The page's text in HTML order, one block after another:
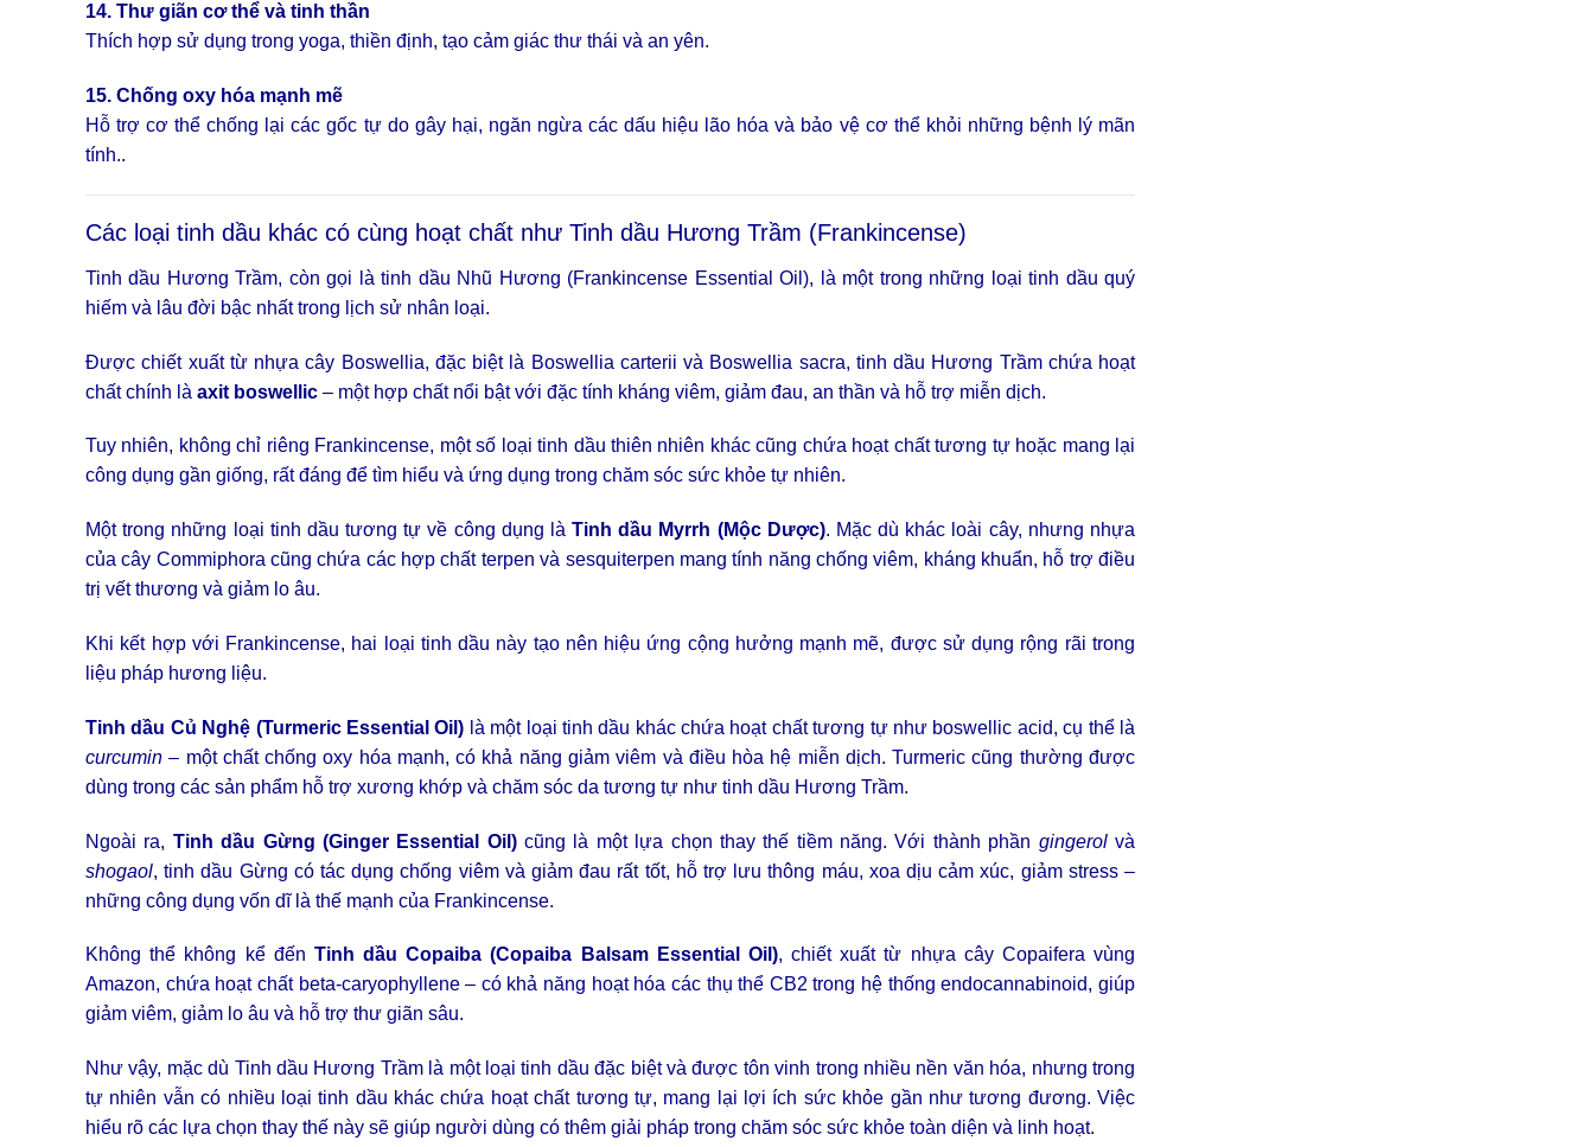
14. Thư giãn cơ thể và tinh thần
Thích hợp sử dụng trong yoga, thiền định, tạo cảm giác thư thái và an yên.
15. Chống oxy hóa mạnh mẽ
Hỗ trợ cơ thể chống lại các gốc tự do gây hại, ngăn ngừa các dấu hiệu lão hóa và bảo vệ cơ thể khỏi những bệnh lý mãn
tính..
Các loại tinh dầu khác có cùng hoạt chất như Tinh dầu Hương Trầm (Frankincense)
Tinh dầu Hương Trầm, còn gọi là tinh dầu Nhũ Hương (Frankincense Essential Oil), là một trong những loại tinh dầu quý
hiếm và lâu đời bậc nhất trong lịch sử nhân loại.
Được chiết xuất từ nhựa cây Boswellia, đặc biệt là Boswellia carterii và Boswellia sacra, tinh dầu Hương Trầm chứa hoạt
chất chính là axit boswellic – một hợp chất nổi bật với đặc tính kháng viêm, giảm đau, an thần và hỗ trợ miễn dịch.
Tuy nhiên, không chỉ riêng Frankincense, một số loại tinh dầu thiên nhiên khác cũng chứa hoạt chất tương tự hoặc mang lại
công dụng gần giống, rất đáng để tìm hiểu và ứng dụng trong chăm sóc sức khỏe tự nhiên.
Một trong những loại tinh dầu tương tự về công dụng làTinh dầu Myrrh (Mộc Dược). Mặc dù khác loài cây, nhưng nhựa
của cây Commiphora cũng chứa các hợp chất terpen và sesquiterpen mang tính năng chống viêm, kháng khuẩn, hỗ trợ điều
trị vết thương và giảm lo âu.
Khi kết hợp với Frankincense, hai loại tinh dầu này tạo nên hiệu ứng cộng hưởng mạnh mẽ, được sử dụng rộng rãi trong
liệu pháp hương liệu.
Tinh dầu Củ Nghệ (Turmeric Essential Oil) là một loại tinh dầu khác chứa hoạt chất tương tự như boswellic acid, cụ thể là
curcumin – một chất chống oxy hóa mạnh, có khả năng giảm viêm và điều hòa hệ miễn dịch. Turmeric cũng thường được
dùng trong các sản phẩm hỗ trợ xương khớp và chăm sóc da tương tự như tinh dầu Hương Trầm.
Ngoài ra, Tinh dầu Gừng (Ginger Essential Oil)cũng là một lựa chọn thay thế tiềm năng. Với thành phần gingerolvà
shogaol, tinh dầu Gừng có tác dụng chống viêm và giảm đau rất tốt, hỗ trợ lưu thông máu, xoa dịu cảm xúc, giảm stress –
những công dụng vốn dĩ là thế mạnh của Frankincense.
Không thể không kể đến Tinh dầu Copaiba (Copaiba Balsam Essential Oil), chiết xuất từ nhựa cây Copaifera vùng
Amazon, chứa hoạt chất beta-caryophyllene – có khả năng hoạt hóa các thụ thể CB2 trong hệ thống endocannabinoid, giúp
giảm viêm, giảm lo âu và hỗ trợ thư giãn sâu.
Như vậy, mặc dù Tinh dầu Hương Trầm là một loại tinh dầu đặc biệt và được tôn vinh trong nhiều nền văn hóa, nhưng trong
tự nhiên vẫn có nhiều loại tinh dầu khác chứa hoạt chất tương tự, mang lại lợi ích sức khỏe gần như tương đương. Việc
hiểu rõ các lựa chọn thay thế này sẽ giúp người dùng có thêm giải pháp trong chăm sóc sức khỏe toàn diện và linh hoạt.